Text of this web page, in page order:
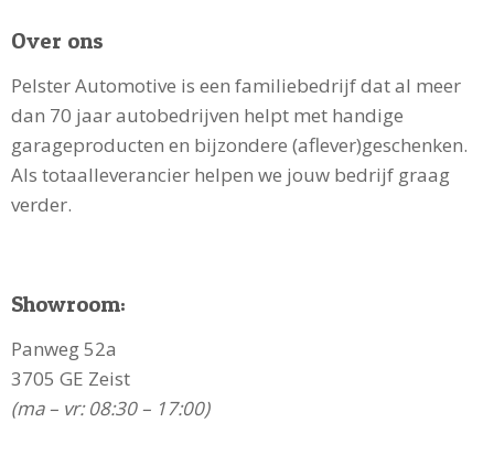
Over ons
Pelster Automotive is een familiebedrijf dat al meer
dan 70 jaar autobedrijven helpt met handige
garageproducten en bijzondere (aflever)geschenken.
Als totaalleverancier helpen we jouw bedrijf graag
verder.
Showroom:
Panweg 52a
3705 GE Zeist
(ma – vr: 08:30 – 17:00)